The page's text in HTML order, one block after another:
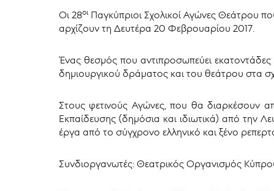
Οι 28οι Παγκύπριοι Σχολικοί Αγώνες Θεάτρου
αρχίζουν τη Δευτέρα 20 Φεβρουαρίου 2017.
Ένας θεσμός που αντιπροσωπεύει
δημιουργικού δράματος και του θεάτρου στα
Στους φετινούς Αγώνες, που θα διαρκέσουν
Εκπαίδευσης (δημόσια και ιδιωτικά) από
έργα από το σύγχρονο ελληνικό και ξένο
Συνδιοργανωτές: Θεατρικός Οργανισμός